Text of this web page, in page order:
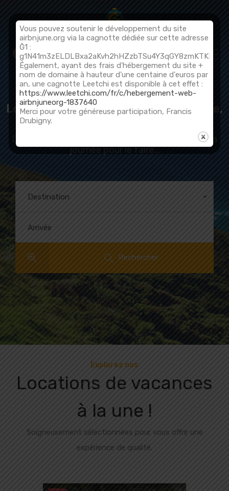
Soumettre une annonce
Locations de vacances en monnaie libre,
soyez libre de voyager avec la June !
Des vacances, c'est n'avoir rien à faire et toute la
journée pour le faire...
Destination
Tout
Arrivée
Rechercher
Explorez nos
Locations de vacances
à la une !
Soigneusement sélectionnées pour vous offrir une
expérience de qualité.
Vous pouvez soutenir le développement du site
airbnjune.org via la cagnotte dédiée sur cette adresse
Ğ1 :
Également, ayant des frais d'hébergement du site +
nom de domaine à hauteur d'une centaine d'euros par
an, une cagnotte Leetchi est disponible à cet effet :
https://www.leetchi.com/fr/c/hebergement-web-
airbnjuneorg-1837640
Merci pour votre généreuse participation, Francis
Drubigny.